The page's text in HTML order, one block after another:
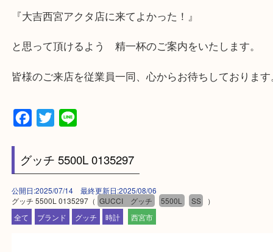
★最寄り駅★
西宮北口駅
アクタ西宮の西館一階です。
★当店の特徴★
・飲食店、有名ショップがあるショッピングモール
ます。